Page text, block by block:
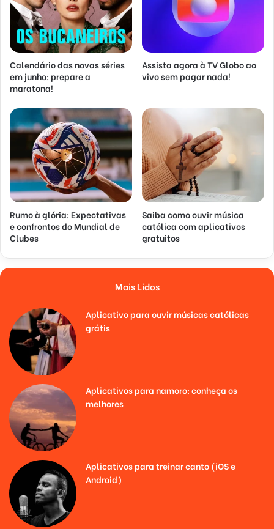
Calendário das novas séries
em junho: prepare a
maratona!
Assista agora à TV Globo ao
vivo sem pagar nada!
Rumo à glória: Expectativas
e confrontos do Mundial de
Clubes
Saiba como ouvir música
católica com aplicativos
gratuitos
Mais Lidos
Aplicativo para ouvir músicas católicas
grátis
Aplicativos para namoro: conheça os
melhores
Aplicativos para treinar canto (iOS e
Android)